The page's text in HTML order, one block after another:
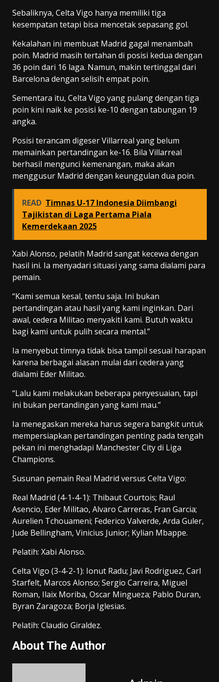
Sebaliknya, Celta Vigo hanya memiliki tiga
kesempatan tetapi bisa mencetak sepasang gol.
Kekalahan ini membuat Madrid gagal menambah
poin. Madrid masih tertahan di posisi kedua dengan
36 poin dari 16 laga. Namun, makin tertinggal dari
Barcelona dengan selisih empat poin.
Sementara itu, Celta Vigo yang pulang dengan tiga
poin kini naik ke posisi ke-10 dengan tabungan 19
angka.
Posisi terancam digeser Villarreal yang belum
memainkan pertandingan ke-16. Bila Villarreal
berhasil mengunci kemenangan, maka akan
menggusur Madrid dengan keunggulan dua poin.
READ Timnas U-17 Indonesia Diimbangi
Tajikistan di Laga Pertama Piala
Kemerdekaan 2025
Xabi Alonso, pelatih Madrid sangat kecewa dengan
hasil ini. Ia menyadari situasi yang sama dialami para
pemain.
“Kami semua kesal, tentu saja. Ini bukan
pertandingan atau hasil yang kami inginkan. Dari
awal, cedera Militao menyakiti kami. Butuh waktu
bagi kami untuk pulih secara mental.”
Ia menyebut timnya tidak bisa tampil sesuai harapan
karena berbagai alasan mulai dari cedera yang
dialami Eder Militao.
“Lalu kami melakukan beberapa penyesuaian, tapi
ini bukan pertandingan yang kami mau.”
Ia menegaskan mereka harus segera bangkit untuk
mempersiapkan pertandingan penting pada tengah
pekan ini menghadapi Manchester City di Liga
Champions.
Susunan pemain Real Madrid versus Celta Vigo:
Real Madrid (4-1-4-1): Thibaut Courtois; Raul
Asencio, Eder Militao, Alvaro Carreras, Fran Garcia;
Aurelien Tchouameni; Federico Valverde, Arda Guler,
Jude Bellingham, Vinicius Junior; Kylian Mbappe.
Pelatih: Xabi Alonso.
Celta Vigo (3-4-2-1): Ionut Radu; Javi Rodriguez, Carl
Starfelt, Marcos Alonso; Sergio Carreira, Miguel
Roman, Ilaix Moriba, Oscar Mingueza; Pablo Duran,
Byran Zaragoza; Borja Iglesias.
Pelatih: Claudio Giraldez.
About The Author